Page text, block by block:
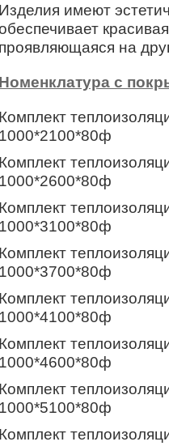
Изделия имеют
проявляющаяся на
Номенклатура с
Комплект
1000*2100*80ф
Комплект
1000*2600*80ф
Комплект
1000*3100*80ф
Комплект
1000*3700*80ф
Комплект
1000*4100*80ф
Комплект
1000*4600*80ф
Комплект
1000*5100*80ф
Комплект